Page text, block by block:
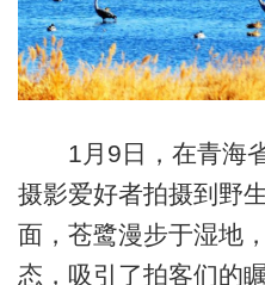
1月9日，在青海省
摄影爱好者拍摄到野
面，苍鹭漫步于湿地
态，吸引了拍客们的